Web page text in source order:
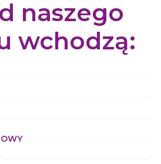
naszego
wchodzą: